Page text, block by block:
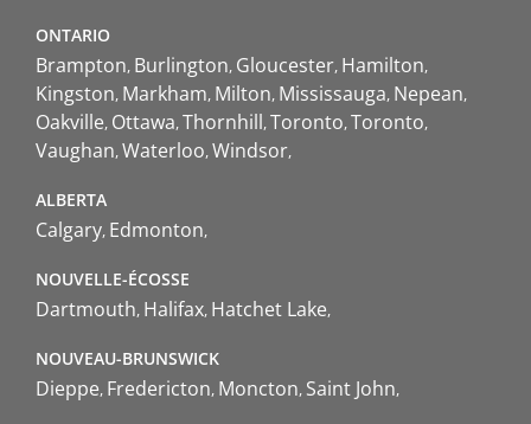
ONTARIO
Brampton Burlington Gloucester Hamilton
Kingston Markham Milton Mississauga Nepean
Oakville Ottawa Thornhill Toronto Toronto
Vaughan Waterloo Windsor
ALBERTA
Calgary Edmonton
NOUVELLE-ÉCOSSE
Dartmouth Halifax Hatchet Lake
NOUVEAU-BRUNSWICK
Dieppe Fredericton Moncton Saint John